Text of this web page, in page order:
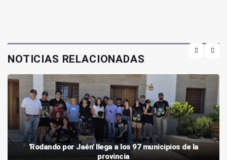
NOTICIAS RELACIONADAS
'Rodando por Jaén' llega a los 97 municipios de la
provincia